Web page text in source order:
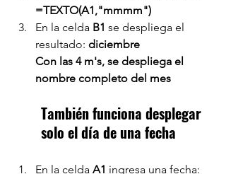
=TEXTO(A1,"mmmm")
En la celda B1 se despliega el
resultado: diciembre
Con las 4 m's, se despliega el
nombre completo del mes
También funciona desplegar
solo el día de una fecha
En la celda A1 ingresa una fecha: